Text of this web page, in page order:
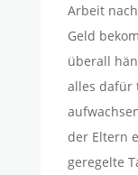
Arbeit
Geld
überall
alles dafür
der Eltern
geregelte